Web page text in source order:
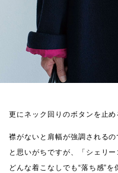
更にネック回りのボタンを止め
襟がないと肩幅が強調されるの
と思いがちですが、「シェリ
どんな着こなしでも“落ち感”を